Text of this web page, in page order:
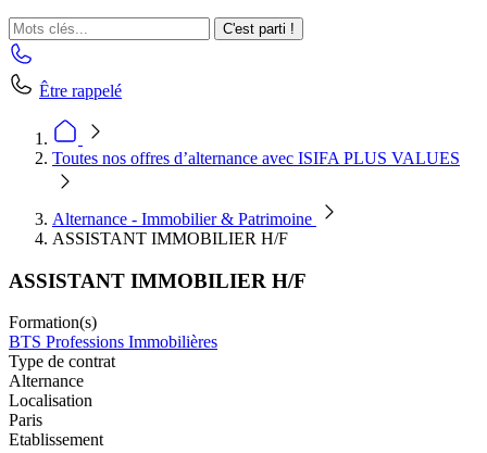
C'est parti !
Être rappelé
Toutes nos offres d’alternance avec ISIFA PLUS VALUES
Alternance - Immobilier & Patrimoine
ASSISTANT IMMOBILIER H/F
ASSISTANT IMMOBILIER H/F
Formation(s)
BTS Professions Immobilières
Type de contrat
Alternance
Localisation
Paris
Etablissement